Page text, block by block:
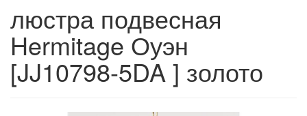
люстра подвесная
Hermitage Оуэн
[JJ10798-5DA ] золото